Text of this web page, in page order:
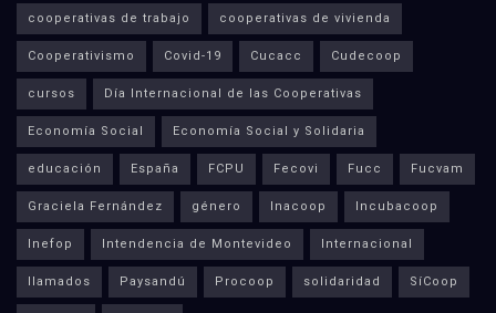
cooperativas de trabajo cooperativas de vivienda
Cooperativismo Covid-19 Cucacc Cudecoop
cursos Día Internacional de las Cooperativas
Economía Social Economía Social y Solidaria
educación España FCPU Fecovi Fucc Fucvam
Graciela Fernández género Inacoop Incubacoop
Inefop Intendencia de Montevideo Internacional
llamados Paysandú Procoop solidaridad SíCoop